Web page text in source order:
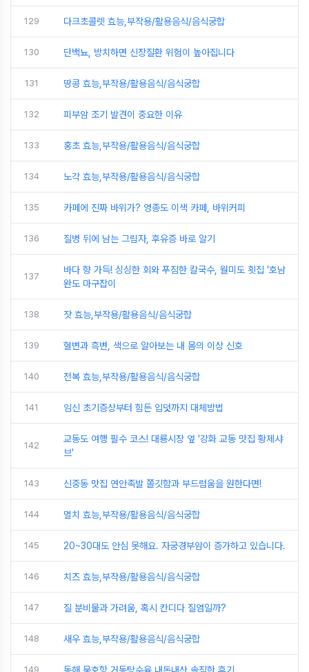
129 다크초콜렛 효능,부작용/활용음식/음식궁합
130 단백뇨, 방치하면 신장질환 위험이 높아집니다
131 땅콩 효능,부작용/활용음식/음식궁합
132 피부암 조기 발견이 중요한 이유
133 홍초 효능,부작용/활용음식/음식궁합
134 노각 효능,부작용/활용음식/음식궁합
135 카페에 진짜 바위가? 영종도 이색 카페, 바위커피
136 질병 뒤에 남는 그림자, 후유증 바로 알기
137
바다 향 가득! 싱싱한 회와 푸짐한 칼국수, 월미도 횟집 '호남
완도 마구잡이
138 잣 효능,부작용/활용음식/음식궁합
139 혈변과 흑변, 색으로 알아보는 내 몸의 이상 신호
140 전복 효능,부작용/활용음식/음식궁합
141 임신 초기증상부터 힘든 입덧까지 대체방법
142
교동도 여행 필수 코스! 대룡시장 옆 '강화 교동 맛집 황제샤
브'
143 신중동 맛집 연안족발 쫄깃함과 부드럼움을 원한다면!
144 멸치 효능,부작용/활용음식/음식궁합
145 20~30대도 안심 못해요. 자궁경부암이 증가하고 있습니다.
146 치즈 효능,부작용/활용음식/음식궁합
147 질 분비물과 가려움, 혹시 칸디다 질염일까?
148 새우 효능,부작용/활용음식/음식궁합
149